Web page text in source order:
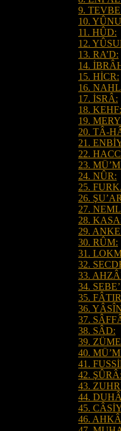
9.
10.
11. HÛD:
12.
13. RA’D:
14.
15. HİCR:
16.
17. İSRÂ:
18. KEHF:
19.
20. TÂ-
21.
22.
23.
24. NÛR:
25.
26.
27.
28.
29.
30. RÛM:
31.
32.
33.
34.
35.
36.
37.
38. SÂD:
39.
40.
41.
42. ŞÛRÂ:
43.
44.
45.
46.